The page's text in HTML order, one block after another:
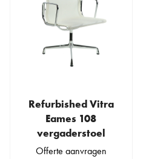
Refurbished Vitra
Eames 108
vergaderstoel
Offerte aanvragen